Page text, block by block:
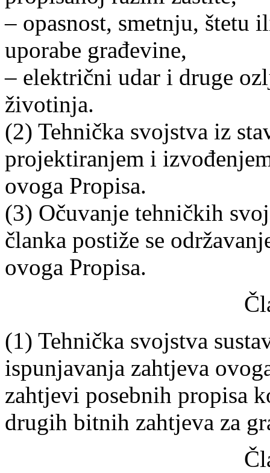
– opasnost, smetnju, štetu
uporabe građevine,
– električni udar i druge
životinja.
(2) Tehnička svojstva iz
projektiranjem i
ovoga Propisa.
(3) Očuvanje tehničkih
članka postiže se
ovoga Propisa.
(1) Tehnička svojstva
ispunjavanja zahtjeva
zahtjevi posebnih propisa
drugih bitnih zahtjeva za